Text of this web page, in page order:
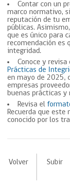
Contar con un
marco normativo,
reputación de tu
públicas.
que es único para
recomendación es
integridad.
Conoce y revisa
Prácticas de
en mayo de 2025,
empresas
buenas prácticas y
Revisa el
Recuerda que este
conocido por los
Volver Subir